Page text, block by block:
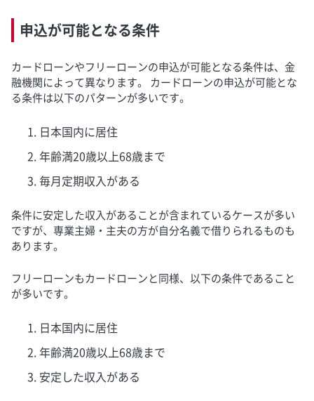
申込が可能となる条件
カードローンやフリーローンの申込が可能となる条件は、金
融機関によって異なります。 カードローンの申込が可能とな
る条件は以下のパターンが多いです。
日本国内に居住
年齢満20歳以上68歳まで
毎月定期収入がある
条件に安定した収入があることが含まれているケースが多い
ですが、専業主婦・主夫の方が自分名義で借りられるものも
あります。
フリーローンもカードローンと同様、以下の条件であること
が多いです。
日本国内に居住
年齢満20歳以上68歳まで
安定した収入がある